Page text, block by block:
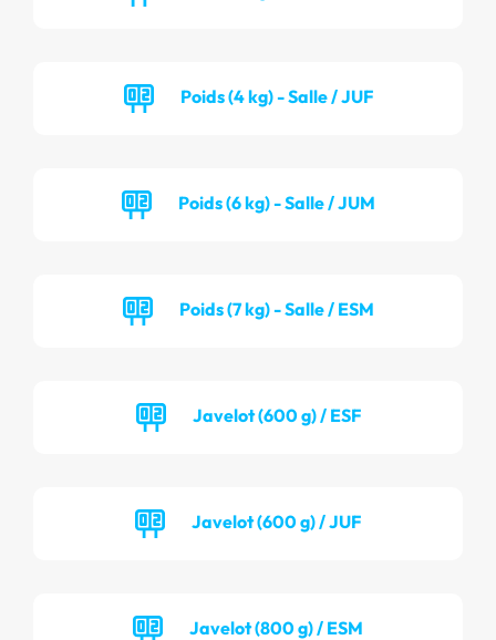
Poids (4 kg) - Salle / JUF
Poids (6 kg) - Salle / JUM
Poids (7 kg) - Salle / ESM
Javelot (600 g) / ESF
Javelot (600 g) / JUF
Javelot (800 g) / ESM